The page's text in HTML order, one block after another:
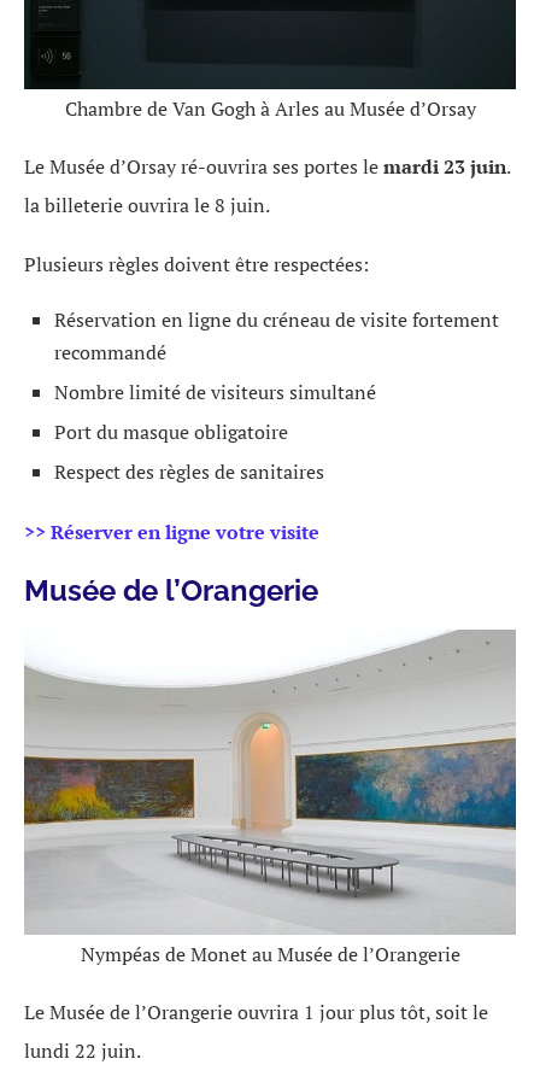
Chambre de Van Gogh à Arles au Musée d’Orsay
Le Musée d’Orsay ré-ouvrira ses portes lemardi 23 juin.
la billeterie ouvrira le 8 juin.
Plusieurs règles doivent être respectées:
Réservation en ligne du créneau de visite fortement
recommandé
Nombre limité de visiteurs simultané
Port du masque obligatoire
Respect des règles de sanitaires
>> Réserver en ligne votre visite
Musée de l’Orangerie
Nympéas de Monet au Musée de l’Orangerie
Le Musée de l’Orangerie ouvrira 1 jour plus tôt, soit le
lundi 22 juin.